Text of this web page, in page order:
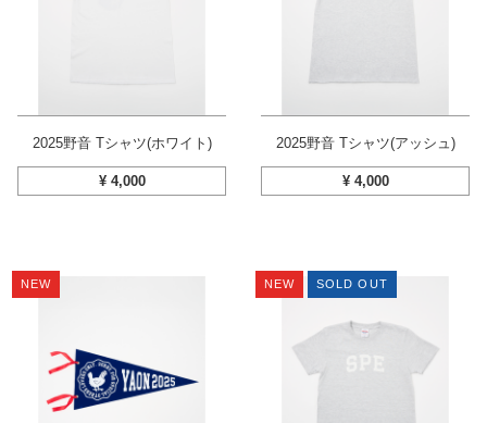
2025野音 Tシャツ(ホワイト)
¥ 4,000
2025野音 Tシャツ(アッシュ)
¥ 4,000
NEW NEW SOLD OUT